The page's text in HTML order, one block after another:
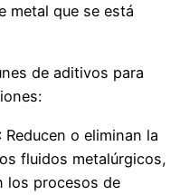
metal que se está
de aditivos para
: Reducen o eliminan la
fluidos metalúrgicos,
los procesos de